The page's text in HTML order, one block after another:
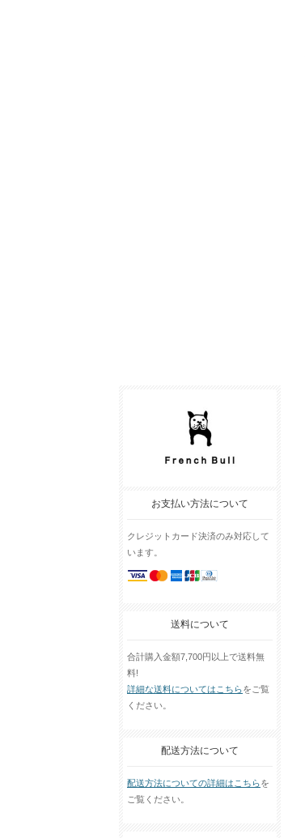
お支払い方法について
クレジットカード決済のみ対応して
います。
送料について
合計購入金額7,700円以上で送料無
料!
詳細な送料についてはこちらをご覧
ください。
配送方法について
配送方法についての詳細はこちらを
ご覧ください。